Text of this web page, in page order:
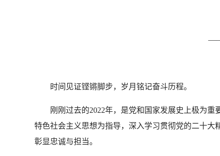
——
时间见证铿锵脚步，岁月铭记奋斗历程。
刚刚过去的2022年，是党和国家发展史上极为重
特色社会主义思想为指导，深入学习贯彻党的二十
彰显忠诚与担当。